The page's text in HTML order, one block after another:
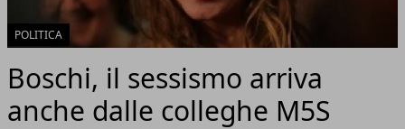
POLITICA
Boschi, il sessismo arriva
anche dalle colleghe M5S